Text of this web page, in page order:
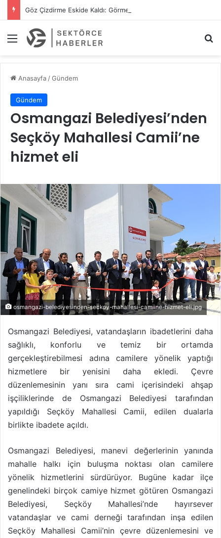
Menü
Anasayfa/Gündem
Gündem
Osmangazi Belediyesi’nden
Seçköy Mahallesi Camii’ne
hizmet eli
osmangazi-belediyesinden-seckoy-mahallesi-camiine-hizmet-eli.jpg
Osmangazi Belediyesi, vatandaşların ibadetlerini daha
sağlıklı, konforlu ve temiz bir ortamda
gerçekleştirebilmesi adına camilere yönelik yaptığı
hizmetlere bir yenisini daha ekledi. Çevre
düzenlemesinin yanı sıra cami içerisindeki ahşap
işçiliklerinde de Osmangazi Belediyesi tarafından
yapıldığı Seçköy Mahallesi Camii, edilen dualarla
birlikte ibadete açıldı.
Osmangazi Belediyesi, manevi değerlerinin yanında
mahalle halkı için buluşma noktası olan camilere
yönelik hizmetlerini sürdürüyor.
Bugüne kadar ilçe
genelindeki birçok camiye hizmet götüren Osmangazi
Belediyesi, Seçköy Mahallesi’nde hayırsever
vatandaşlar ve cami derneği tarafından inşa edilen
Seçköy Mahallesi Camii’nin çevre düzenlemesini ve